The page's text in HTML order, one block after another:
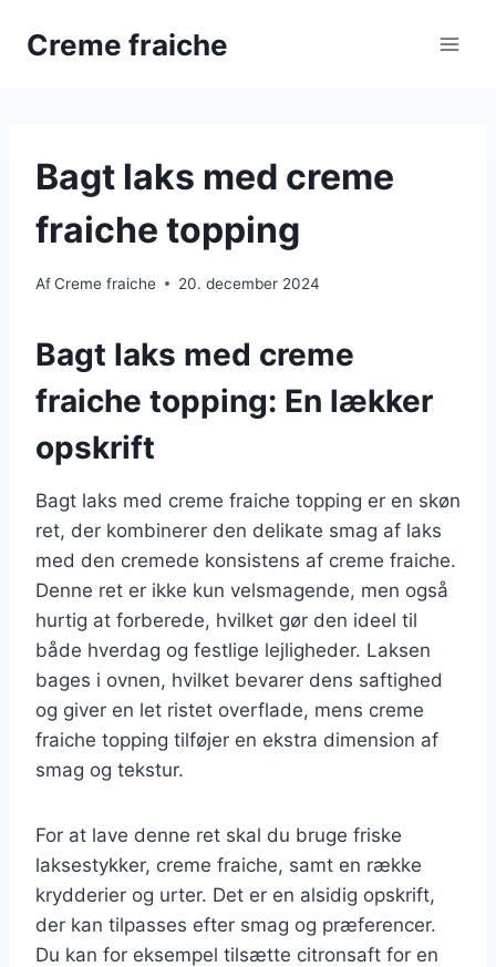
Creme fraiche
Bagt laks med creme
fraiche topping
AfCreme fraiche 20. december 2024
Bagt laks med creme
fraiche topping: En lækker
opskrift
Bagt laks med creme fraiche topping er en skøn
ret, der kombinerer den delikate smag af laks
med den cremede konsistens af creme fraiche.
Denne ret er ikke kun velsmagende, men også
hurtig at forberede, hvilket gør den ideel til
både hverdag og festlige lejligheder. Laksen
bages i ovnen, hvilket bevarer dens saftighed
og giver en let ristet overflade, mens creme
fraiche topping tilføjer en ekstra dimension af
smag og tekstur.
For at lave denne ret skal du bruge friske
laksestykker, creme fraiche, samt en række
krydderier og urter. Det er en alsidig opskrift,
der kan tilpasses efter smag og præferencer.
Du kan for eksempel tilsætte citronsaft for en